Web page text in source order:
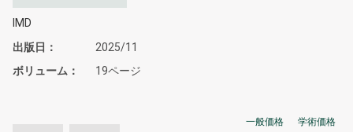
IMD
出版日
2025/11
ボリューム
19ページ